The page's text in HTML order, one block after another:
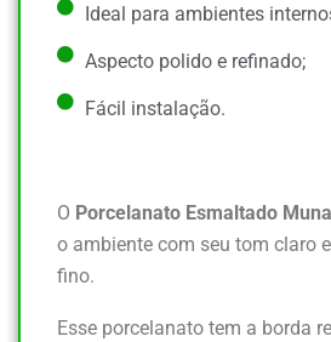
Ideal para ambientes
Aspecto polido e refinado;
Fácil instalação.
O Porcelanato Esmaltado
o ambiente com seu tom claro
fino.
Esse porcelanato tem a borda